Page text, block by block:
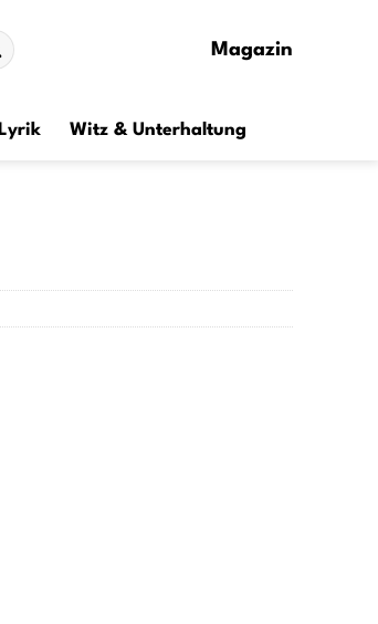
Magazin
Lyrik Witz & Unterhaltung